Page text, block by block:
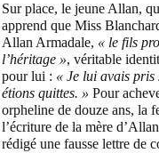
Sur place, le jeune Allan,
apprend que Miss
Allan Armadale, « le fils
l’héritage », véritable
pour lui : « Je lui avais pris
étions quittes. » Pour
orpheline de douze ans, la
l’écriture de la mère
rédigé une fausse lettre de